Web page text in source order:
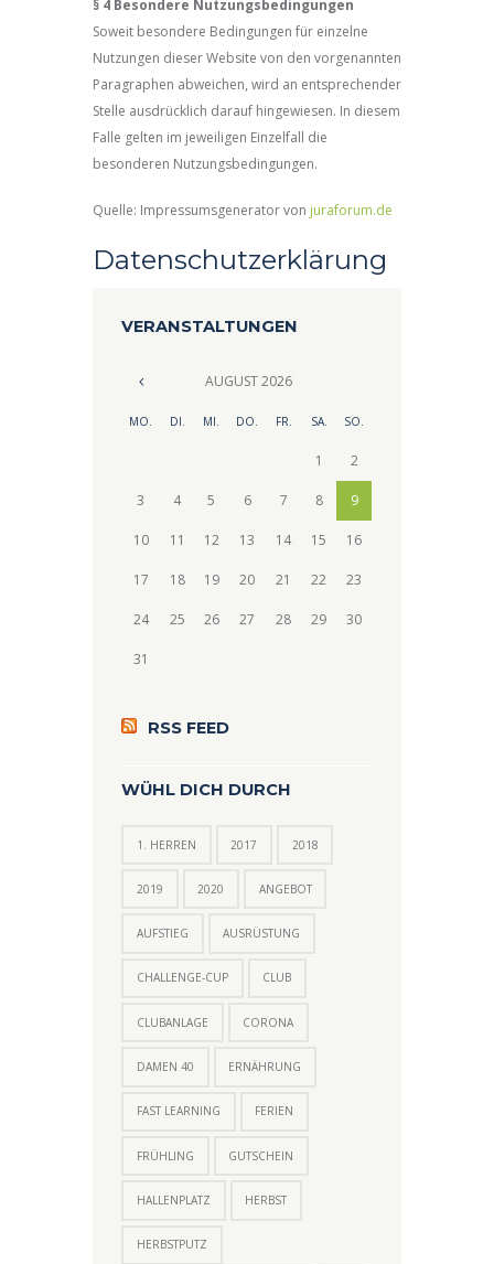
§ 4 Besondere Nutzungsbedingungen
Soweit besondere Bedingungen für einzelne
Nutzungen dieser Website von den vorgenannten
Paragraphen abweichen, wird an entsprechender
Stelle ausdrücklich darauf hingewiesen. In diesem
Falle gelten im jeweiligen Einzelfall die
besonderen Nutzungsbedingungen.
Quelle: Impressumsgenerator von juraforum.de
Datenschutzerklärung
VERANSTALTUNGEN
AUGUST2026
MO. DI. MI. DO. FR. SA. SO.
1 2
3 4 5 6 7 8 9
10 11 12 13 14 15 16
17 18 19 20 21 22 23
24 25 26 27 28 29 30
31
RSS FEED
WÜHL DICH DURCH
1. HERREN 2017 2018
2019 2020 ANGEBOT
AUFSTIEG AUSRÜSTUNG
CHALLENGE-CUP CLUB
CLUBANLAGE CORONA
DAMEN 40 ERNÄHRUNG
FAST LEARNING FERIEN
FRÜHLING GUTSCHEIN
HALLENPLATZ HERBST
HERBSTPUTZ